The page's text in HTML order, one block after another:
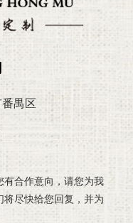
禺区
有合作意向，请您为我
尽快给您回复，并为